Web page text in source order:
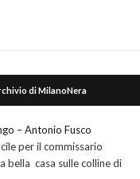
di MilanoNera
– Antonio Fusco
per il commissario
bella casa sulle colline di